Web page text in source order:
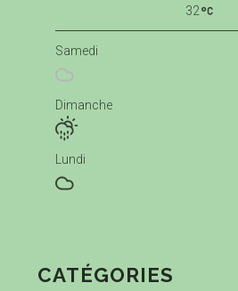
32
Samedi
Dimanche
Lundi
CATÉGORIES